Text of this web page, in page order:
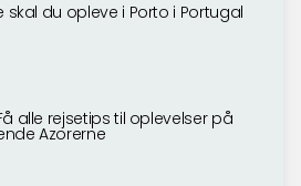
skal du opleve i Porto i Portugal
alle rejsetips til oplevelser på
Azorerne